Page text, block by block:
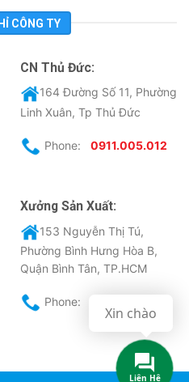
CÔNG TY
CN Thủ Đức:
164 Đường Số 11, Phường
Linh Xuân, Tp Thủ Đức
Phone: 0911.005.012
Xưởng Sản Xuất:
153 Nguyễn Thị Tú,
Phường Bình Hưng Hòa B,
Quận Bình Tân, TP.HCM
Phone:
Liên Hệ
Xin chào